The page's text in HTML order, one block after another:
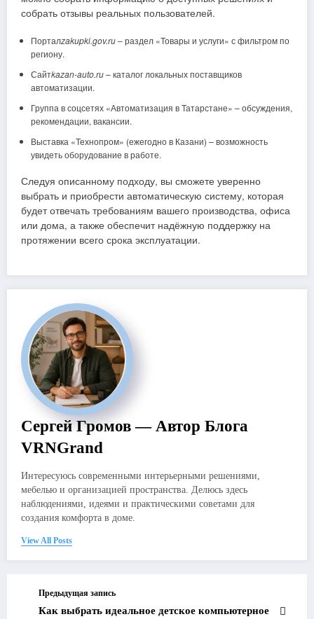
собрать отзывы реальных пользователей.
Порталzakupki.gov.ru– раздел «Товары и услуги» с фильтром по
региону.
Сайтkazan-auto.ru– каталог локальных поставщиков
автоматизации.
Группа в соцсетях «Автоматизация в Татарстане» – обсуждения,
рекомендации, вакансии.
Выставка «Технопром» (ежегодно в Казани) – возможность
увидеть оборудование в работе.
Следуя описанному подходу, вы сможете уверенно
выбрать и приобрести автоматическую систему, которая
будет отвечать требованиям вашего производства, офиса
или дома, а также обеспечит надёжную поддержку на
протяжении всего срока эксплуатации.
Сергей Громов — Автор Блога
VRNGrand
Интересуюсь современными интерьерными решениями,
мебелью и организацией пространства. Делюсь здесь
наблюдениями, идеями и практическими советами для
создания комфорта в доме.
View All Posts
Предыдущая запись
Как выбрать идеальное детское компьютерное